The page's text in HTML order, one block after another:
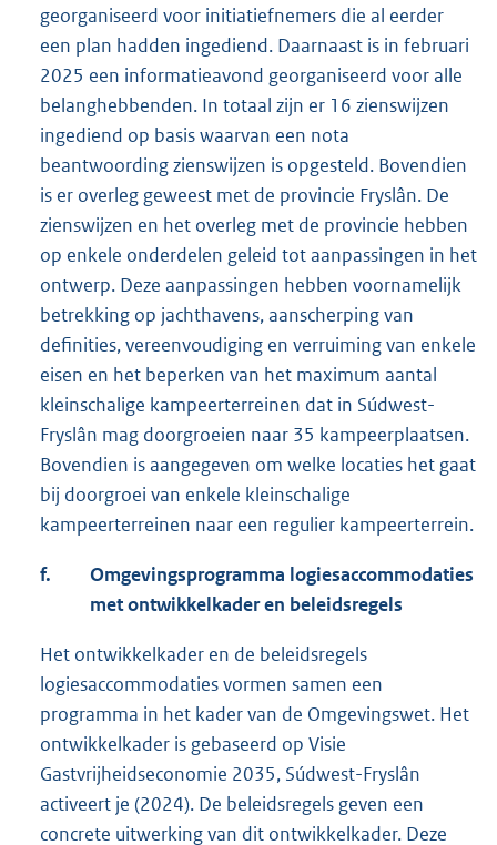
georganiseerd voor initiatiefnemers die al eerder
een plan hadden ingediend. Daarnaast is in februari
2025 een informatieavond georganiseerd voor alle
belanghebbenden. In totaal zijn er 16 zienswijzen
ingediend op basis waarvan een nota
beantwoording zienswijzen is opgesteld. Bovendien
is er overleg geweest met de provincie Fryslân. De
zienswijzen en het overleg met de provincie hebben
op enkele onderdelen geleid tot aanpassingen in het
ontwerp. Deze aanpassingen hebben voornamelijk
betrekking op jachthavens, aanscherping van
definities, vereenvoudiging en verruiming van enkele
eisen en het beperken van het maximum aantal
kleinschalige kampeerterreinen dat in Súdwest-
Fryslân mag doorgroeien naar 35 kampeerplaatsen.
Bovendien is aangegeven om welke locaties het gaat
bij doorgroei van enkele kleinschalige
kampeerterreinen naar een regulier kampeerterrein.
f.
Omgevingsprogramma logiesaccommodaties
met ontwikkelkader en beleidsregels
Het ontwikkelkader en de beleidsregels
logiesaccommodaties vormen samen een
programma in het kader van de Omgevingswet. Het
ontwikkelkader is gebaseerd op Visie
Gastvrijheidseconomie 2035, Súdwest-Fryslân
activeert je (2024). De beleidsregels geven een
concrete uitwerking van dit ontwikkelkader. Deze